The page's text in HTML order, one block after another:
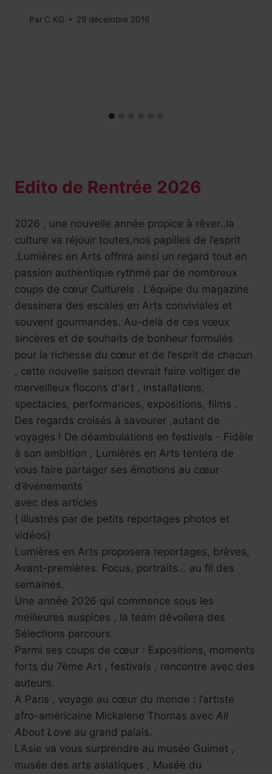
Par C.KG 29 décembre 2016
Edito de Rentrée 2026
2026 , une nouvelle année propice à rêver..la
culture va réjouir toutes,nos papilles de l’esprit
.Lumières en Arts offrira ainsi un regard tout en
passion authentique rythmé par de nombreux
coups de cœur Culturels . L’équipe du magazine
dessinera des escales en Arts conviviales et
souvent gourmandes. Au-delà de ces vœux
sincères et de souhaits de bonheur formulés
pour la richesse du cœur et de l’esprit de chacun
, cette nouvelle saison devrait faire voltiger de
merveilleux flocons d'art , installations,
spectacles, performances, expositions, films .
Des regards croisés à savourer ,autant de
voyages ! De déambulations en festivals - Fidèle
à son ambition , Lumières en Arts tentera de
vous faire partager ses émotions au cœur
d’événements
avec des articles
( illustrés par de petits reportages photos et
vidéos)
Lumières en Arts proposera reportages, brèves,
Avant-premières. Focus, portraits… au fil des
semaines.
Une année 2026 qui commence sous les
meilleures auspices , la team dévoilera des
Sélections parcours.
Parmi ses coups de cœur : Expositions, moments
forts du 7ème Art , festivals , rencontre avec des
auteurs.
À Paris , voyage au cœur du monde : l’artiste
afro-américaine Mickalene Thomas avec All
About Love au grand palais.
L’Asie va vous surprendre au musée Guimet ,
musée des arts asiatiques , Musée du